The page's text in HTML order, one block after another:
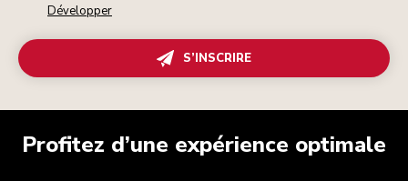
Développer
S’INSCRIRE
Profitez d’une expérience optimale